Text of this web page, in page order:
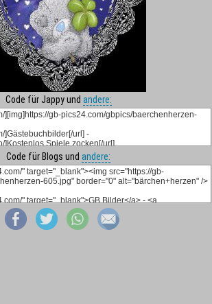
Code für Jappy und andere:
Code für Blogs und andere: